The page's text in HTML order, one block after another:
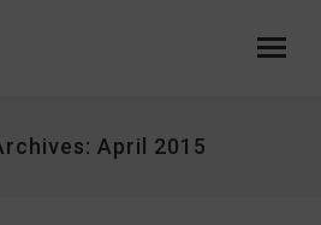
April 2015